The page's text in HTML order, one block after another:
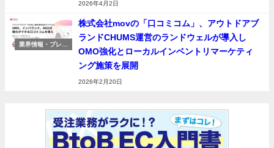
2026年4月2日
業界情報・プレス
株式会社movの「口コミコム」、アウトドアブ
ランドCHUMS運営のランドウェルが導入し
OMO強化とローカルインベントリマーケティ
ング施策を展開
2026年2月20日